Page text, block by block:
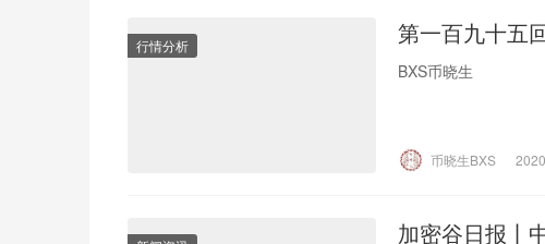
行情分析
BXS币晓生
币晓生BXS
加密谷日报丨